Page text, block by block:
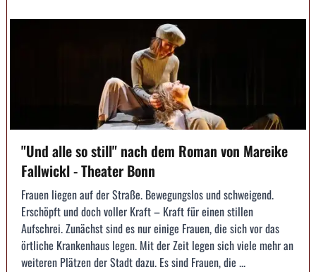
"Und alle so still" nach dem Roman von Mareike
Fallwickl - Theater Bonn
Frauen liegen auf der Straße. Bewegungslos und schweigend.
Erschöpft und doch voller Kraft – Kraft für einen stillen
Aufschrei. Zunächst sind es nur einige Frauen, die sich vor das
örtliche Krankenhaus legen. Mit der Zeit legen sich viele mehr an
weiteren Plätzen der Stadt dazu. Es sind Frauen, die ...